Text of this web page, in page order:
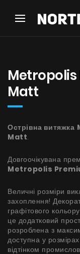
Назад
Витяжки Острівні
Витяжки
Витяжки
Витяжки
Витяжки
Витяжки
Витяжки
Витяжки
Аксесуари
Взірці кольорів
Серія
Назад
Metropolis
Matt
Острівна витяжка
Matt.
Довгоочікувана
Metropolis
Величні розміри
захоплення!
графітового
це додатковий
розроблена з
доступна у
відтінком